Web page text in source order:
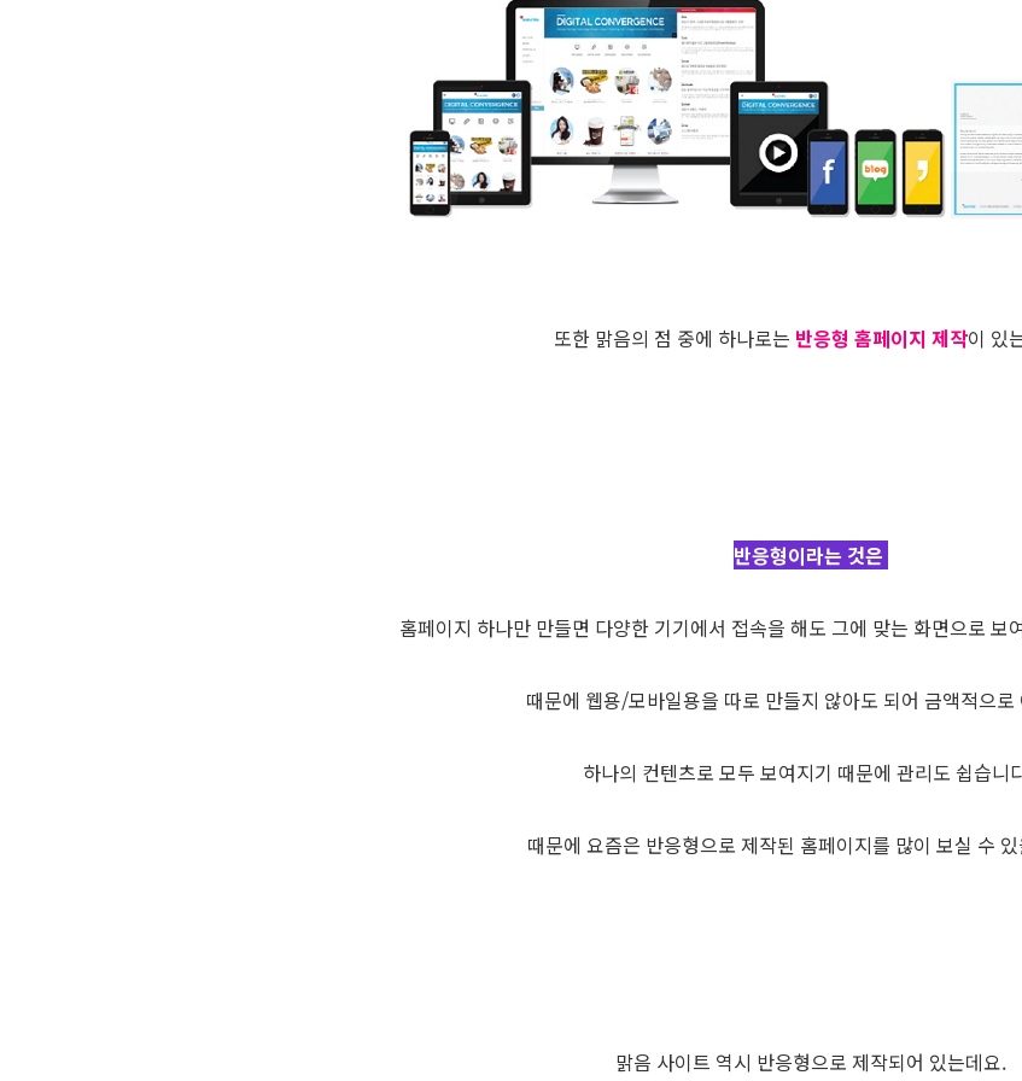
또한 맑음의 점 중에 하나로는 반응형 홈페이지 제작이 있
반응형이라는 것은
홈페이지 하나만 만들면 다양한 기기에서 접속을 해도 그에 맞는 화면으로 보
때문에 웹용/모바일용을 따로 만들지 않아도 되어 금액적으로
하나의 컨텐츠로 모두 보여지기 때문에 관리도 쉽습니
때문에 요즘은 반응형으로 제작된 홈페이지를 많이 보실 수
맑음 사이트 역시 반응형으로 제작되어 있는데요.